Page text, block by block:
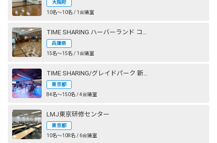
大阪府
10名〜10名 / 1会議室
兵庫県
15名〜15名 / 1会議室
TIME SHARING/グレイドパーク 新橋駅前（銀座口）
東京都
84名〜150名 / 4会議室
LMJ東京研修センター
東京都
10名〜108名 / 6会議室